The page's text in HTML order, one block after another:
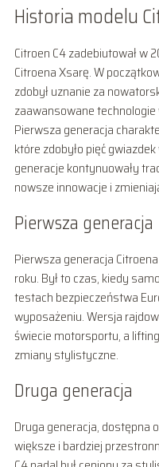
Historia modelu
Citroen C4 zadebiutował w
Citroena Xsarę. W
zdobył uznanie za
zaawansowane
Pierwsza generacja
które zdobyło pięć
generacje kontynuowały
nowsze innowacje i
Pierwsza generacja
Pierwsza generacja
roku. Był to czas, kiedy
testach bezpieczeństwa
wyposażeniu. Wersja
świecie motorsportu, a
zmiany stylistyczne.
Druga generacja
Druga generacja, dostępna
większe i bardziej